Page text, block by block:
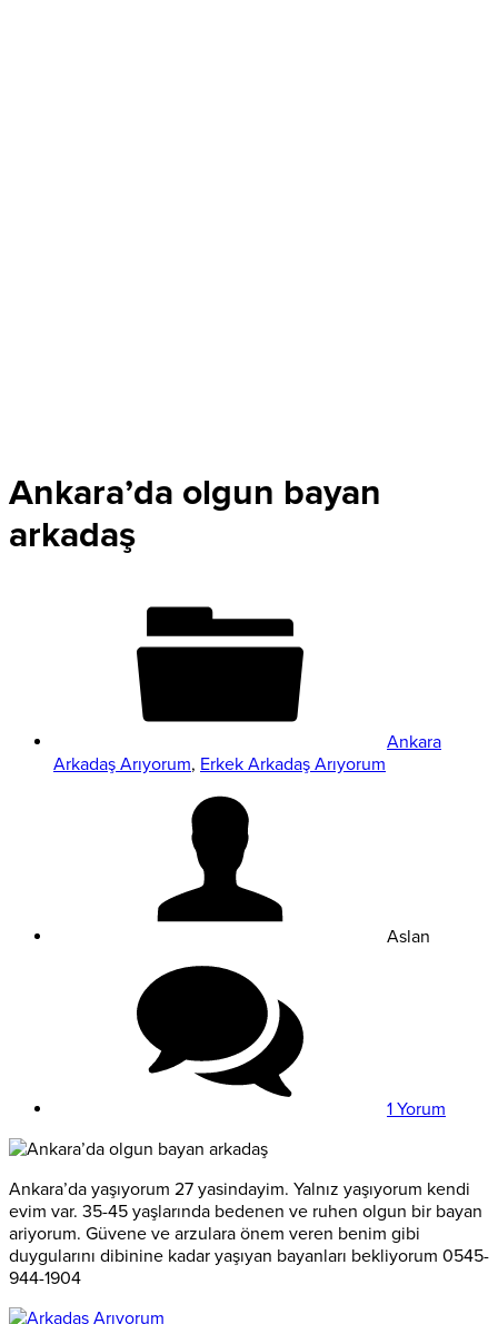
Ankara’da olgun bayan
arkadaş
Ankara
Arkadaş Arıyorum, Erkek Arkadaş Arıyorum
Aslan
1 Yorum
Ankara’da yaşıyorum 27 yasindayim. Yalnız yaşıyorum kendi
evim var. 35-45 yaşlarında bedenen ve ruhen olgun bir bayan
ariyorum. Güvene ve arzulara önem veren benim gibi
duygularını dibinine kadar yaşıyan bayanları bekliyorum 0545-
944-1904